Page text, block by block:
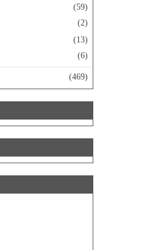
(59)
(2)
(13)
(6)
(469)